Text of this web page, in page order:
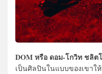
DOM หรือ ดอม-โกวิท ชลิต
เป็นศิลปินในแบบของเขาใ